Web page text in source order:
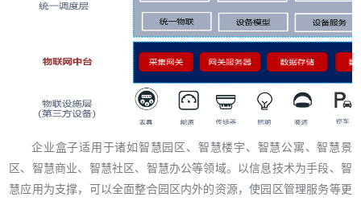
企业盒子适用于诸如智慧园区、智慧楼宇、智慧公寓、智慧景
区、智慧商业、智慧社区、智慧办公等领域。以信息技术为手段、智
慧应用为支撑，可以全面整合园区内外的资源，使园区管理服务等更